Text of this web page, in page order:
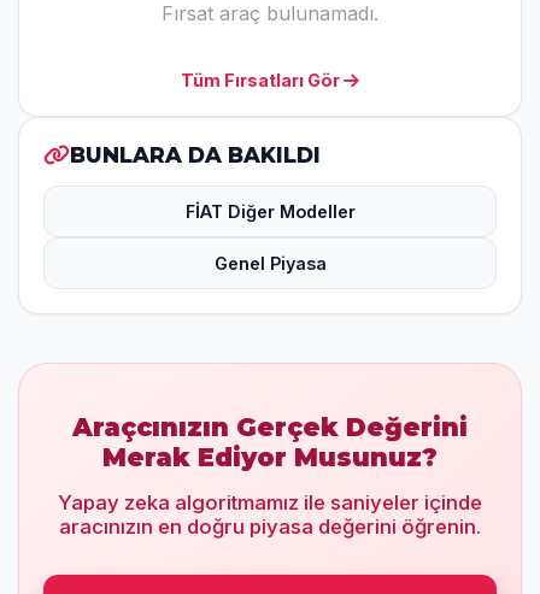
Fırsat araç bulunamadı.
Tüm Fırsatları Gör
BUNLARA DA BAKILDI
FİAT Diğer Modeller
Genel Piyasa
Araçcınızın Gerçek Değerini
Merak Ediyor Musunuz?
Yapay zeka algoritmamız ile saniyeler içinde
aracınızın en doğru piyasa değerini öğrenin.